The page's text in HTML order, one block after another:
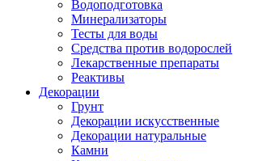
Водоподготовка
Минерализаторы
Тесты для воды
Средства против водорослей
Лекарственные препараты
Реактивы
Декорации
Грунт
Декорации искусственные
Декорации натуральные
Камни